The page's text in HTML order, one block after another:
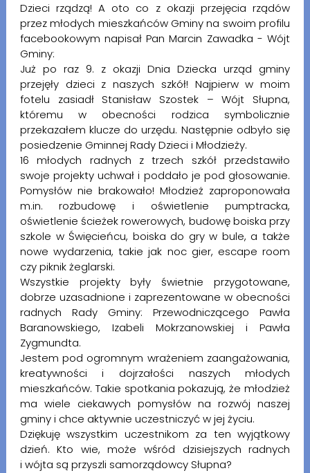
Dzieci rządzą! A oto co z okazji przejęcia rządów
przez młodych mieszkańców Gminy na swoim profilu
facebookowym napisał Pan Marcin Zawadka - Wójt
Gminy:
Już po raz 9. z okazji Dnia Dziecka urząd gminy
przejęły dzieci z naszych szkół! Najpierw w moim
fotelu zasiadł Stanisław Szostek – Wójt Słupna,
któremu w obecności rodzica symbolicznie
przekazałem klucze do urzędu. Następnie odbyło się
posiedzenie Gminnej Rady Dzieci i Młodzieży.
16 młodych radnych z trzech szkół przedstawiło
swoje projekty uchwał i poddało je pod głosowanie.
Pomysłów nie brakowało! Młodzież zaproponowała
m.in. rozbudowę i oświetlenie pumptracka,
oświetlenie ścieżek rowerowych, budowę boiska przy
szkole w Święcieńcu, boiska do gry w bule, a także
nowe wydarzenia, takie jak noc gier, escape room
czy piknik żeglarski.
Wszystkie projekty były świetnie przygotowane,
dobrze uzasadnione i zaprezentowane w obecności
radnych Rady Gminy: Przewodniczącego Pawła
Baranowskiego, Izabeli Mokrzanowskiej i Pawła
Zygmundta.
Jestem pod ogromnym wrażeniem zaangażowania,
kreatywności i dojrzałości naszych młodych
mieszkańców. Takie spotkania pokazują, że młodzież
ma wiele ciekawych pomysłów na rozwój naszej
gminy i chce aktywnie uczestniczyć w jej życiu.
Dziękuję wszystkim uczestnikom za ten wyjątkowy
dzień. Kto wie, może wśród dzisiejszych radnych
i wójta są przyszli samorządowcy Słupna?